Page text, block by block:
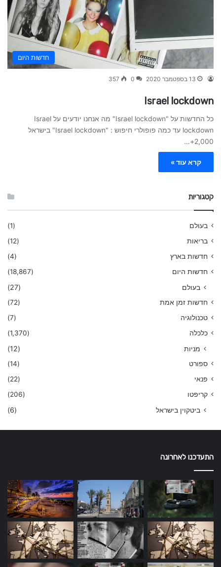
חדשות היום
13 בספטמבר 2020 0
357
Israel lockdown
כל החדשות על "Israel lockdown" מה אנחנו יודעים על Israel
lockdown עד כמה פופולרי חיפוש : "Israel lockdown" בישראל
2,000+…
קרא עוד »
קטגוריות
בעולם
(1)
בריאות
(12)
חדשות בארץ
(4)
חדשות היום
(18,867)
בעולם (27)
חדשות זמן אמת
(72)
טכנולוגיה
(7)
כלכלה
(1,370)
מניות (12)
ספורט
(14)
פנאי
(22)
קריפטו
(206)
ביטקוין בישראל (6)
התעדכנו לאחרונה